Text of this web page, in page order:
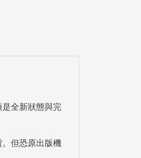
全新狀態與完
但恐原出版機